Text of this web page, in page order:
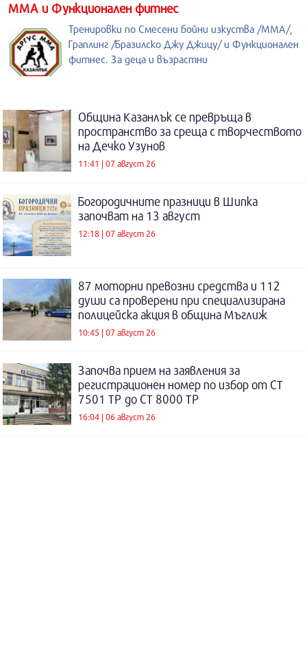
ММА и Функционален фитнес
Тренировки по Смесени бойни изкуства /MMA/,
Граплинг /Бразилско Джу Джицу/ и Функционален
фитнес. За деца и възрастни
Община Казанлък се превръща в
пространство за среща с творчеството
на Дечко Узунов
11:41 | 07 август 26
Богородичните празници в Шипка
започват на 13 август
12:18 | 07 август 26
87 моторни превозни средства и 112
души са проверени при специализирана
полицейска акция в община Мъглиж
10:45 | 07 август 26
Започва прием на заявления за
регистрационен номер по избор от СТ
7501 ТР до СТ 8000 ТР
16:04 | 06 август 26